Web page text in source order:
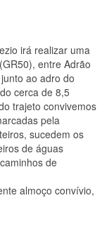
irá realizar uma
entre Adrão
ao adro do
cerca de 8,5
trajeto convivemos
pela
sucedem os
de águas
de
almoço convívio,